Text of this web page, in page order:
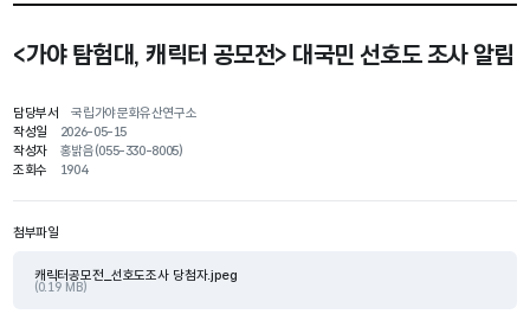
<가야 탐험대, 캐릭터 공모전> 대국민 선호도 조사 알림
담당부서
국립가야문화유산연구소
작성일
2026-05-15
작성자
홍밝음(055-330-8005)
조회수
1904
첨부파일
캐릭터공모전_선호도조사 당첨자.jpeg
(0.19 MB)